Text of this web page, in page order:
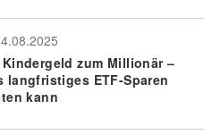
zum Millionär –
langfristiges ETF-Sparen
kann